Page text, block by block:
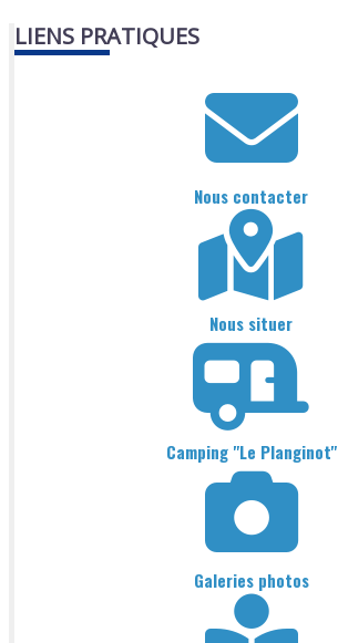
LIENS PRATIQUES
Nous contacter
Nous situer
Camping "Le Planginot"
Galeries photos